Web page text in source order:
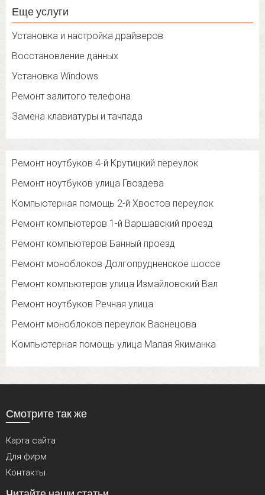
Еще услуги
Установка и настройка драйверов
Восстановление данных
Установка Windows
Ремонт залитого телефона
Замена клавиатуры и тачпада
Ремонт ноутбуков 4-й Крутицкий переулок
Ремонт ноутбуков улица Гвоздева
Компьютерная помощь 2-й Хвостов переулок
Ремонт компьютеров 1-й Варшавский проезд
Ремонт компьютеров Банный проезд
Ремонт моноблоков Долгопрудненское шоссе
Ремонт компьютеров улица Измайловский Вал
Ремонт ноутбуков Речная улица
Ремонт моноблоков переулок Васнецова
Компьютерная помощь улица Малая Якиманка
Смотрите так же
Карта сайта
Для фирм
Контакты